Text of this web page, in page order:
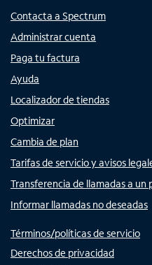
Contacta a Spectrum
Administrar cuenta
Paga tu factura
Ayuda
Localizador de tiendas
Optimizar
Cambia de plan
Tarifas de servicio y avisos
Transferencia de llamadas a
Informar llamadas no deseadas
Términos/políticas de servicio
Derechos de privacidad